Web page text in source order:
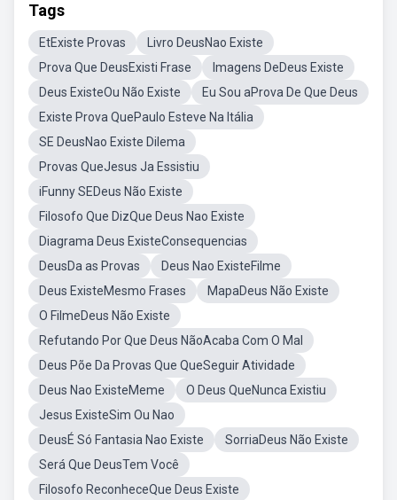
Tags
EtExiste Provas
Livro DeusNao Existe
Prova Que DeusExisti Frase
Imagens DeDeus Existe
Deus ExisteOu Não Existe
Eu Sou aProva De Que Deus
Existe Prova QuePaulo Esteve Na Itália
SE DeusNao Existe Dilema
Provas QueJesus Ja Essistiu
iFunny SEDeus Não Existe
Filosofo Que DizQue Deus Nao Existe
Diagrama Deus ExisteConsequencias
DeusDa as Provas
Deus Nao ExisteFilme
Deus ExisteMesmo Frases
MapaDeus Não Existe
O FilmeDeus Não Existe
Refutando Por Que Deus NãoAcaba Com O Mal
Deus Põe Da Provas Que QueSeguir Atividade
Deus Nao ExisteMeme
O Deus QueNunca Existiu
Jesus ExisteSim Ou Nao
DeusÉ Só Fantasia Nao Existe
SorriaDeus Não Existe
Será Que DeusTem Você
Filosofo ReconheceQue Deus Existe